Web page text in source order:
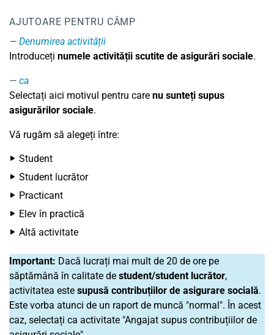
AJUTOARE PENTRU CÂMP
Denumirea activității
Introduceți numele activității scutite de asigurări sociale.
ca
Selectați aici motivul pentru care nu sunteți supus
asigurărilor sociale.
Vă rugăm să alegeți între:
Student
Student lucrător
Practicant
Elev în practică
Altă activitate
Important: Dacă lucrați mai mult de 20 de ore pe
săptămână în calitate de student/student lucrător,
activitatea este supusă contribuțiilor de asigurare socială.
Este vorba atunci de un raport de muncă "normal". În acest
caz, selectați ca activitate "Angajat supus contribuțiilor de